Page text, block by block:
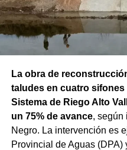
La obra de
taludes en cuatro sifones
Sistema de Riego Alto
un 75% de avance, según
Negro. La intervención es
Provincial de Aguas (DPA)